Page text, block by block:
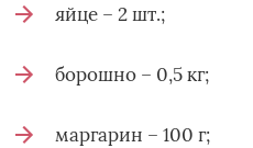
яйце – 2 шт.;
борошно – 0,5 кг;
маргарин – 100 г;